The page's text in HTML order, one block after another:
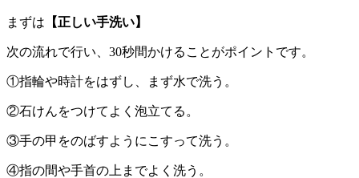
まずは 【正しい手洗い】
次の流れで行い、30秒間かけることがポイントです。
①指輪や時計をはずし、まず水で洗う。
②石けんをつけてよく泡立てる。
③手の甲をのばすようにこすって洗う。
④指の間や手首の上までよく洗う。